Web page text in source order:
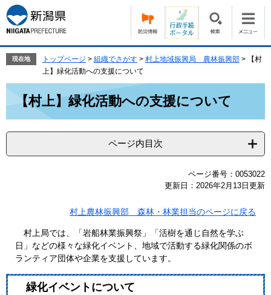
ー
ジ
の
で
ニ
ュ
ー
ば
本
文
現在地 トップページ > 組織でさがす > 村上地域振興局 農林振興部 >
【村
上】緑化活動への支援について
【村上】緑化活動への支援について
ページ内目次
ページ番号：0053022
更新日：2026年2月13日更新
村上農林振興部 森林・林業担当のページに戻る
村上局では、「岩船林業振興祭」「活樹を通じ自然を学ぶ
日」などの様々な緑化イベント、地域で活動する緑化関係のボ
ランティア団体や企業を支援しています。
緑化イベントについて